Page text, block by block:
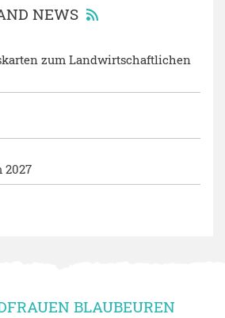
NEWS
zum Landwirtschaftlichen
2027
BLAUBEUREN